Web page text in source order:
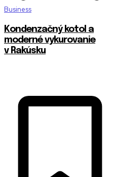
Business
Kondenzačný kotol a
moderné vykurovanie
v Rakúsku